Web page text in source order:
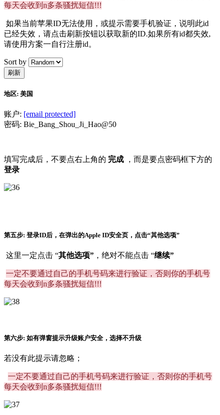
每天会收到n多条骚扰短信!!!
如果当前苹果ID无法使用，或提示需要手机验证，说明此id
已经失效，请点击刷新按钮以获取新的ID.如果所有id都失效,
请使用方案一自行注册id。
Sort by
地区: 美国
账户: [email protected]
密码: Bie_Bang_Shou_Ji_Hao@50
填写完成后，不要点右上角的 完成 ，而是要点密码框下方的
登录
第五步: 登录ID后，在弹出的Apple ID安全页，点击“其他选项”
这里一定点击 “其他选项” ，绝对不能点击 “继续”
一定不要通过自己的手机号码来进行验证，否则你的手机号
每天会收到n多条骚扰短信!!!
第六步: 如有弹窗提示升级账户安全，选择不升级
若没有此提示请忽略；
一定不要通过自己的手机号码来进行验证，否则你的手机号
每天会收到n多条骚扰短信!!!